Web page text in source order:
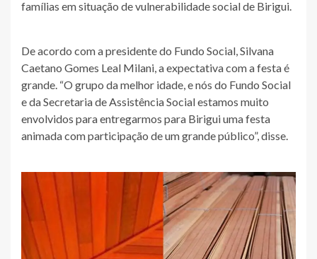
famílias em situação de vulnerabilidade social de Birigui.
De acordo com a presidente do Fundo Social, Silvana
Caetano Gomes Leal Milani, a expectativa com a festa é
grande. “O grupo da melhor idade, e nós do Fundo Social
e da Secretaria de Assistência Social estamos muito
envolvidos para entregarmos para Birigui uma festa
animada com participação de um grande público”, disse.